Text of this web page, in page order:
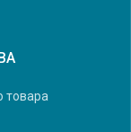
товара